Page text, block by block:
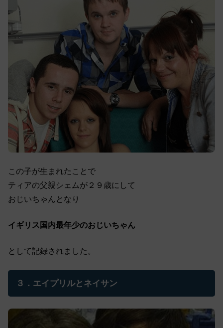
この子が生まれたことで
ティアの父親シェムが２９歳にして
おじいちゃんとなり
イギリス国内最年少のおじいちゃん
として記録されました。
３．エイプリルとネイサン